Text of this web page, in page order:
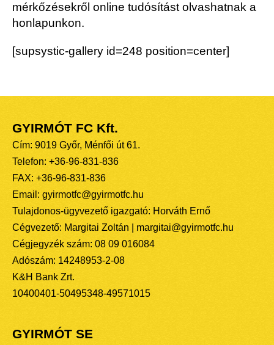
mérkőzésekről online tudósítást olvashatnak a
honlapunkon.
[supsystic-gallery id=248 position=center]
GYIRMÓT FC Kft.
Cím: 9019 Győr, Ménfői út 61.
Telefon: +36-96-831-836
FAX: +36-96-831-836
Email: gyirmotfc@gyirmotfc.hu
Tulajdonos-ügyvezető igazgató: Horváth Ernő
Cégvezető: Margitai Zoltán | margitai@gyirmotfc.hu
Cégjegyzék szám: 08 09 016084
Adószám: 14248953-2-08
K&H Bank Zrt.
10400401-50495348-49571015
GYIRMÓT SE